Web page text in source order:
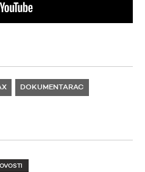
DOKUMENTARAC